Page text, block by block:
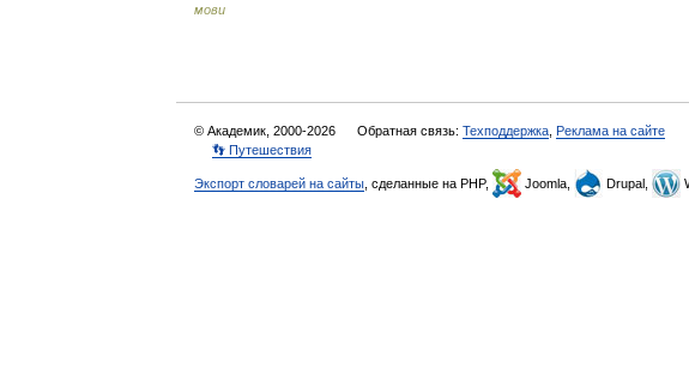
мови
© Академик, 2000-2026 Обратная связь: Техподдержка Реклама на сайте
👣 Путешествия
Экспорт словарей на сайты , сделанные на PHP, Joomla, Drupal,